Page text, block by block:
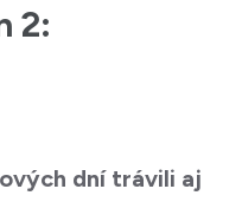
2:
dní trávili aj